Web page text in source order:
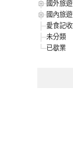
國外旅
國內旅
愛食記
未分類
已歇業